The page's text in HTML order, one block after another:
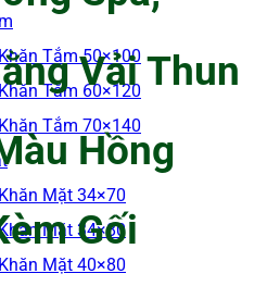
Tắm 50×100
Khăn Tắm 60×120
Khăn Tắm 70×140
Khăn Mặt 34×70
Mặt 34×80
Khăn Mặt 40×80
Vải Thun
Hồng
Gối